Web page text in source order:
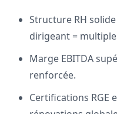
Structure RH
dirigeant =
Marge EBITDA
renforcée.
Certifications RGE